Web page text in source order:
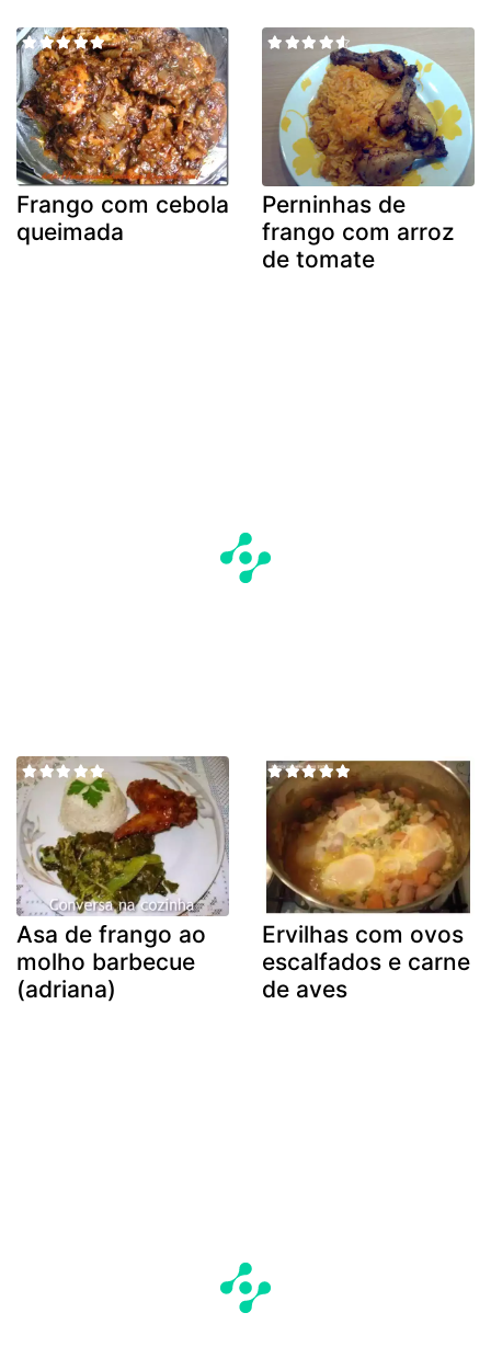
Frango com cebola
queimada
Perninhas de
frango com arroz
de tomate
Asa de frango ao
molho barbecue
(adriana)
Ervilhas com ovos
escalfados e carne
de aves